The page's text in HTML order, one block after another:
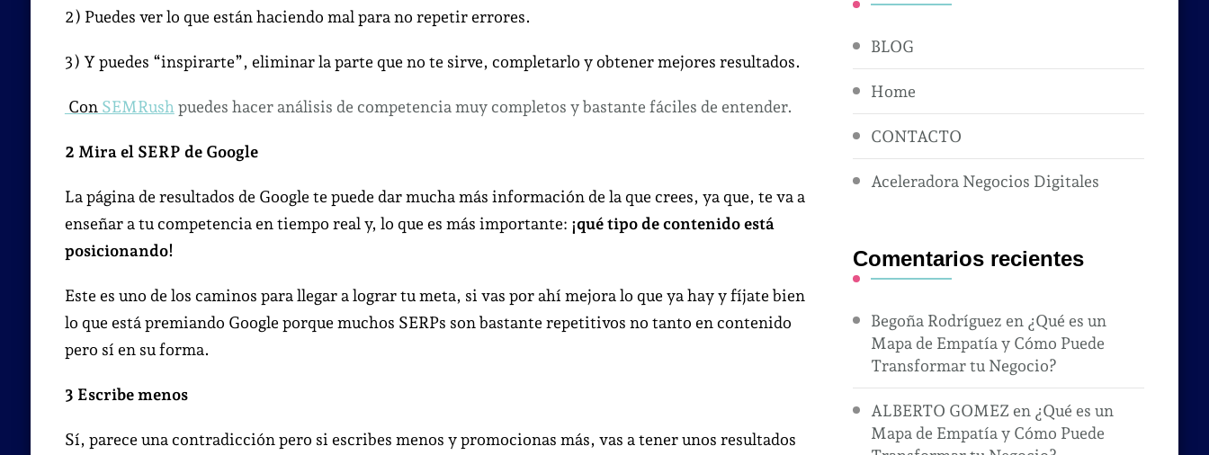
2) Puedes ver lo que están haciendo mal para no repetir errores.
3) Y puedes “inspirarte”, eliminar la parte que no te sirve, completarlo y obtener mejores resultados.
Con SEMRush puedes hacer análisis de competencia muy completos y bastante fáciles de entender.
2 Mira el SERP de Google
La página de resultados de Google te puede dar mucha más información de la que crees, ya que, te va a
enseñar a tu competencia en tiempo real y, lo que es más importante: ¡qué tipo de contenido está
posicionando!
Este es uno de los caminos para llegar a lograr tu meta, si vas por ahí mejora lo que ya hay y fíjate bien
lo que está premiando Google porque muchos SERPs son bastante repetitivos no tanto en contenido
pero sí en su forma.
3 Escribe menos
Sí, parece una contradicción pero si escribes menos y promocionas más, vas a tener unos resultados
BLOG
Home
CONTACTO
Aceleradora Negocios Digitales
Comentarios recientes
Begoña Rodríguez en ¿Qué es un
Mapa de Empatía y Cómo Puede
Transformar tu Negocio?
ALBERTO GOMEZ en ¿Qué es un
Mapa de Empatía y Cómo Puede